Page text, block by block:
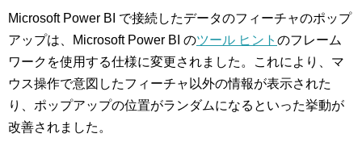
Microsoft Power BI で接続したデータのフィーチャのポップ
アップは、Microsoft Power BI のツール ヒント のフレーム
ワークを使用する仕様に変更されました。これにより、マ
ウス操作で意図したフィーチャ以外の情報が表示された
り、ポップアップの位置がランダムになるといった挙動が
改善されました。